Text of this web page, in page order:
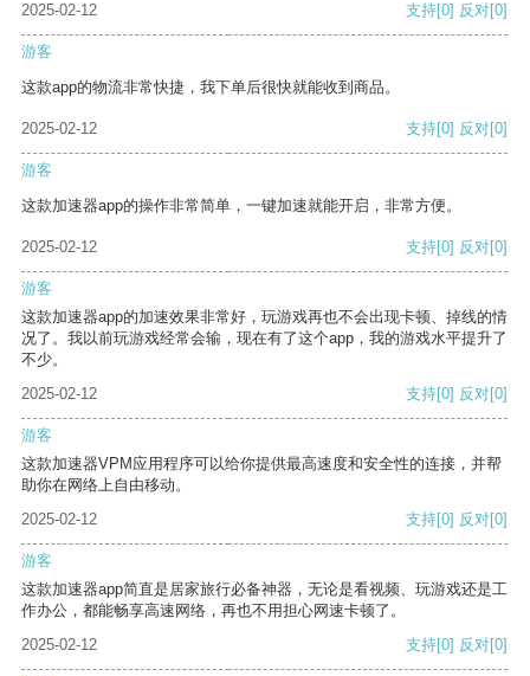
2025-02-12
支持[0] 反对[0]
游客
这款app的物流非常快捷，我下单后很快就能收到商品。
2025-02-12 支持[0] 反对[0]
游客
这款加速器app的操作非常简单，一键加速就能开启，非常方便。
2025-02-12 支持[0] 反对[0]
游客
这款加速器app的加速效果非常好，玩游戏再也不会出现卡顿、掉线的情
况了。我以前玩游戏经常会输，现在有了这个app，我的游戏水平提升了
不少。
2025-02-12
支持[0] 反对[0]
游客
这款加速器VPM应用程序可以给你提供最高速度和安全性的连接，并帮
助你在网络上自由移动。
2025-02-12
支持[0] 反对[0]
游客
这款加速器app简直是居家旅行必备神器，无论是看视频、玩游戏还是工
作办公，都能畅享高速网络，再也不用担心网速卡顿了。
2025-02-12
支持[0] 反对[0]